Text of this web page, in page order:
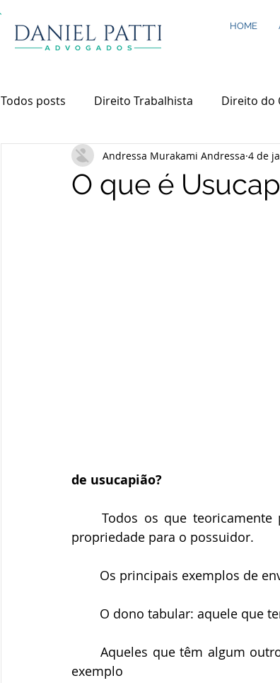
HOME
Todos posts Direito Trabalhista Direito do
Direito de Família Direito de Sucessões
O que é
Andressa Murakami Andressa 4 de
de usucapião?
	Todos os que teoricamente poderiam ser prejudicados com a transferência da
propriedade para o possuidor.
Os principais exemplos de
O dono tabular: aquele que
	Aqueles que têm algum outro direito sobre o imóvel: como um usufrutuário, por
exemplo